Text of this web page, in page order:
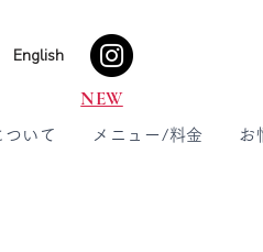
NEW
English
ついて メニュー/料金 お